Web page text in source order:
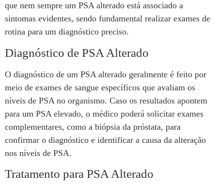
que nem sempre um PSA alterado está associado a
sintomas evidentes, sendo fundamental realizar exames de
rotina para um diagnóstico preciso.
Diagnóstico de PSA Alterado
O diagnóstico de um PSA alterado geralmente é feito por
meio de exames de sangue específicos que avaliam os
níveis de PSA no organismo. Caso os resultados apontem
para um PSA elevado, o médico poderá solicitar exames
complementares, como a biópsia da próstata, para
confirmar o diagnóstico e identificar a causa da alteração
nos níveis de PSA.
Tratamento para PSA Alterado